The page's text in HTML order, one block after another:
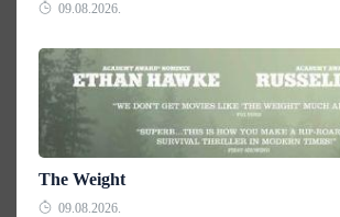
09.08.2026.
The Weight
09.08.2026.